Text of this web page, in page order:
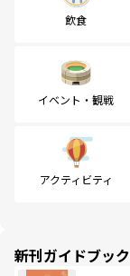
飲食
イベント・観戦
アクティビティ
新刊ガイドブック